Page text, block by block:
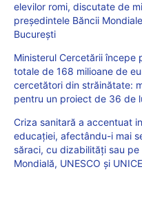
elevilor romi, discutate de
președintele Băncii
București
Ministerul Cercetării
totale de 168 milioane de
cercetători din străinătate:
pentru un proiect de 36 de
Criza sanitară a accentuat
educaţiei, afectându-i mai
săraci, cu dizabilităţi sau
Mondială, UNESCO și